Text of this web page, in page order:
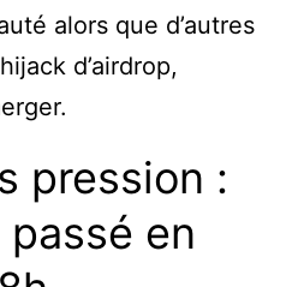
alors que d’autres
d’airdrop,
pression :
passé en